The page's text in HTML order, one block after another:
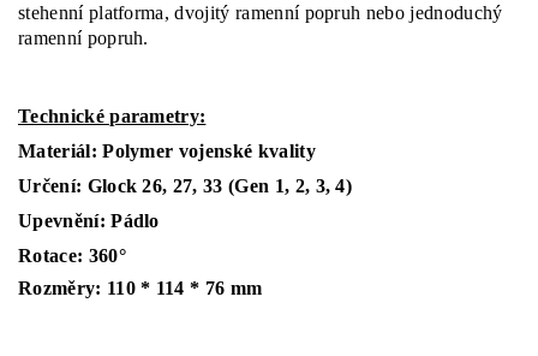
stehenní platforma, dvojitý ramenní popruh nebo jednoduchý
ramenní popruh.
Technické parametry:
Materiál: Polymer vojenské kvality
Určení: Glock 26, 27, 33 (Gen 1, 2, 3, 4)
Upevnění: Pádlo
Rotace: 360°
Rozměry: 110 * 114 * 76 mm